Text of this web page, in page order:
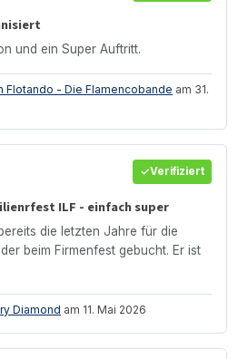
und ein Super Auftritt.
Flotando - Die Flamencobande am 31.
Verifiziert
ILF - einfach super
die letzten Jahre für die
beim Firmenfest gebucht. Er ist
Diamond am 11. Mai 2026